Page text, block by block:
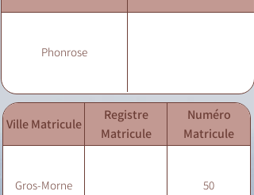
Phonrose
Ville Matricule
Registre
Matricule
Numéro
Matricule
Gros-Morne 50